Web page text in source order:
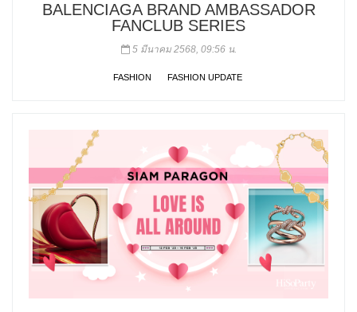
BALENCIAGA BRAND AMBASSADOR
FANCLUB SERIES
5 มีนาคม 2568, 09:56 น.
FASHION FASHION UPDATE